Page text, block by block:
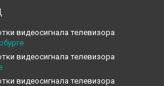
видеосигнала телевизора
видеосигнала телевизора
видеосигнала телевизора